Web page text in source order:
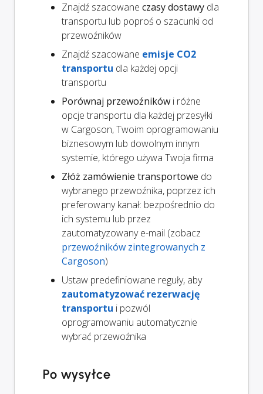
Znajdź szacowane czasy dostawy dla
transportu lub poproś o szacunki od
przewoźników
Znajdź szacowane emisje CO2
transportu dla każdej opcji
transportu
Porównaj przewoźników i różne
opcje transportu dla każdej przesyłki
w Cargoson, Twoim oprogramowaniu
biznesowym lub dowolnym innym
systemie, którego używa Twoja firma
Złóż zamówienie transportowe do
wybranego przewoźnika, poprzez ich
preferowany kanał: bezpośrednio do
ich systemu lub przez
zautomatyzowany e-mail (zobacz
przewoźników zintegrowanych z
Cargoson)
Ustaw predefiniowane reguły, aby
zautomatyzować rezerwację
transportu i pozwól
oprogramowaniu automatycznie
wybrać przewoźnika
Po wysyłce